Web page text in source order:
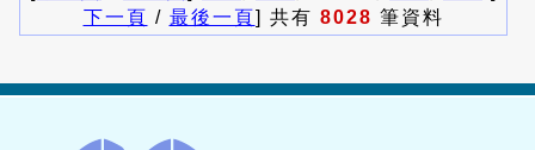
下一頁 / 最後一頁] 共有 8028 筆資料